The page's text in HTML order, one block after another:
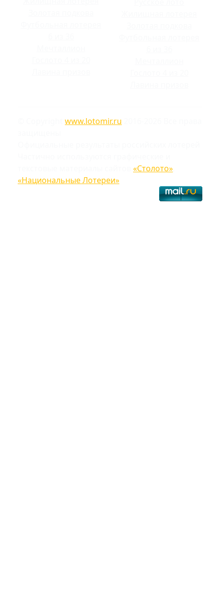
www.lotomir.ru
«Столото»
«Национальные Лотереи»